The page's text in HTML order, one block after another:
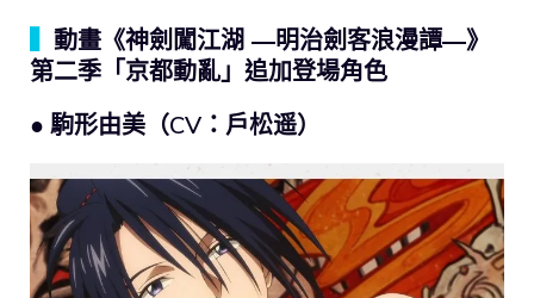
動畫《神劍闖江湖 ―明治劍客浪漫譚―》
第二季「京都動亂」追加登場角色
● 駒形由美（CV：戶松遥）